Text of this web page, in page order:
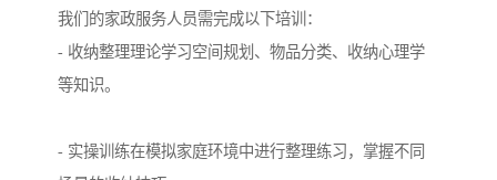
我们的家政服务人员需完成以下培训：
- 收纳整理理论学习空间规划、物品分类、收纳心理学
等知识。
- 实操训练在模拟家庭环境中进行整理练习，掌握不同